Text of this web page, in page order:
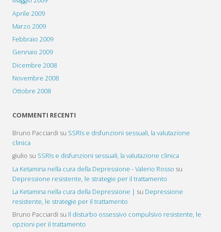
Aprile 2009
Marzo 2009
Febbraio 2009
Gennaio 2009
Dicembre 2008
Novembre 2008
Ottobre 2008
COMMENTI RECENTI
Bruno Pacciardi su SSRIs e disfunzioni sessuali, la valutazione
clinica
giulio su SSRIs e disfunzioni sessuali, la valutazione clinica
La Ketamina nella cura della Depressione - Valerio Rosso su
Depressione resistente, le strategie per il trattamento
La Ketamina nella cura della Depressione | su Depressione
resistente, le strategie per il trattamento
Bruno Pacciardi su Il disturbo ossessivo compulsivo resistente, le
opzioni per il trattamento